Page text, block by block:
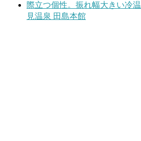
際立つ個性。振れ幅大きい冷
見温泉 田島本館